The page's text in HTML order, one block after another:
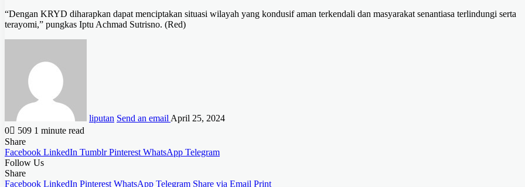
“Dengan KRYD diharapkan dapat menciptakan situasi wilayah yang kondusif aman terkendali dan masyarakat senantiasa terlindungi serta
terayomi,” pungkas Iptu Achmad Sutrisno. (Red)
liputan Send an email April 25, 2024
0
509 1 minute read
Share
Facebook LinkedIn Tumblr Pinterest WhatsApp Telegram
Follow Us
Share
Facebook LinkedIn Pinterest WhatsApp Telegram Share via Email Print